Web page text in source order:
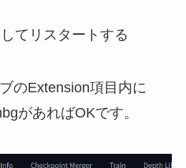
てリスタートする
のExtension項目内に
があればOKです。